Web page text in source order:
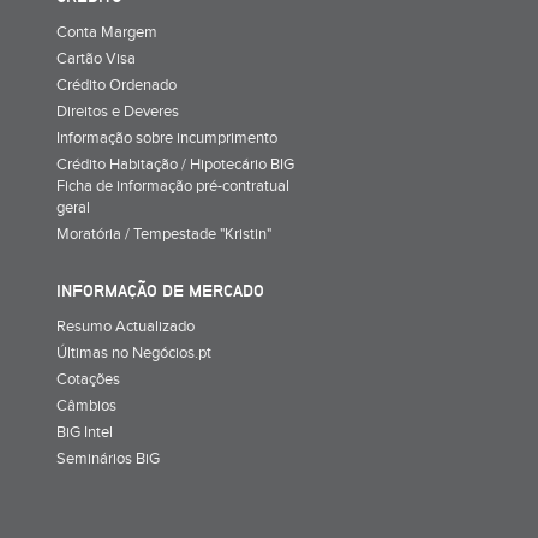
Conta Margem
Cartão Visa
Crédito Ordenado
Direitos e Deveres
Informação sobre incumprimento
Crédito Habitação / Hipotecário BIG
Ficha de informação pré-contratual
geral
Moratória / Tempestade "Kristin"
INFORMAÇÃO DE MERCADO
Resumo Actualizado
Últimas no Negócios.pt
Cotações
Câmbios
BiG Intel
Seminários BiG